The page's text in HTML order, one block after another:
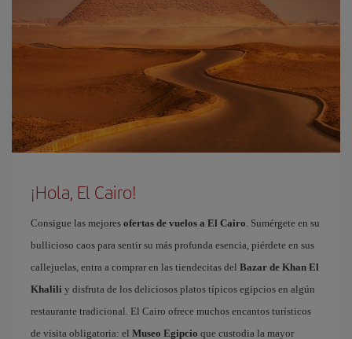
¡Hola, El Cairo!
Consigue las mejores ofertas de vuelos a El Cairo. Sumérgete en su
bullicioso caos para sentir su más profunda esencia, piérdete en sus
callejuelas, entra a comprar en las tiendecitas del Bazar de Khan El
Khalili y disfruta de los deliciosos platos típicos egipcios en algún
restaurante tradicional. El Cairo ofrece muchos encantos turísticos
de visita obligatoria: el Museo Egipcio que custodia la mayor